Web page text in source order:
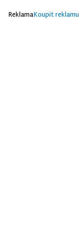
ReklamaKoupit reklamu